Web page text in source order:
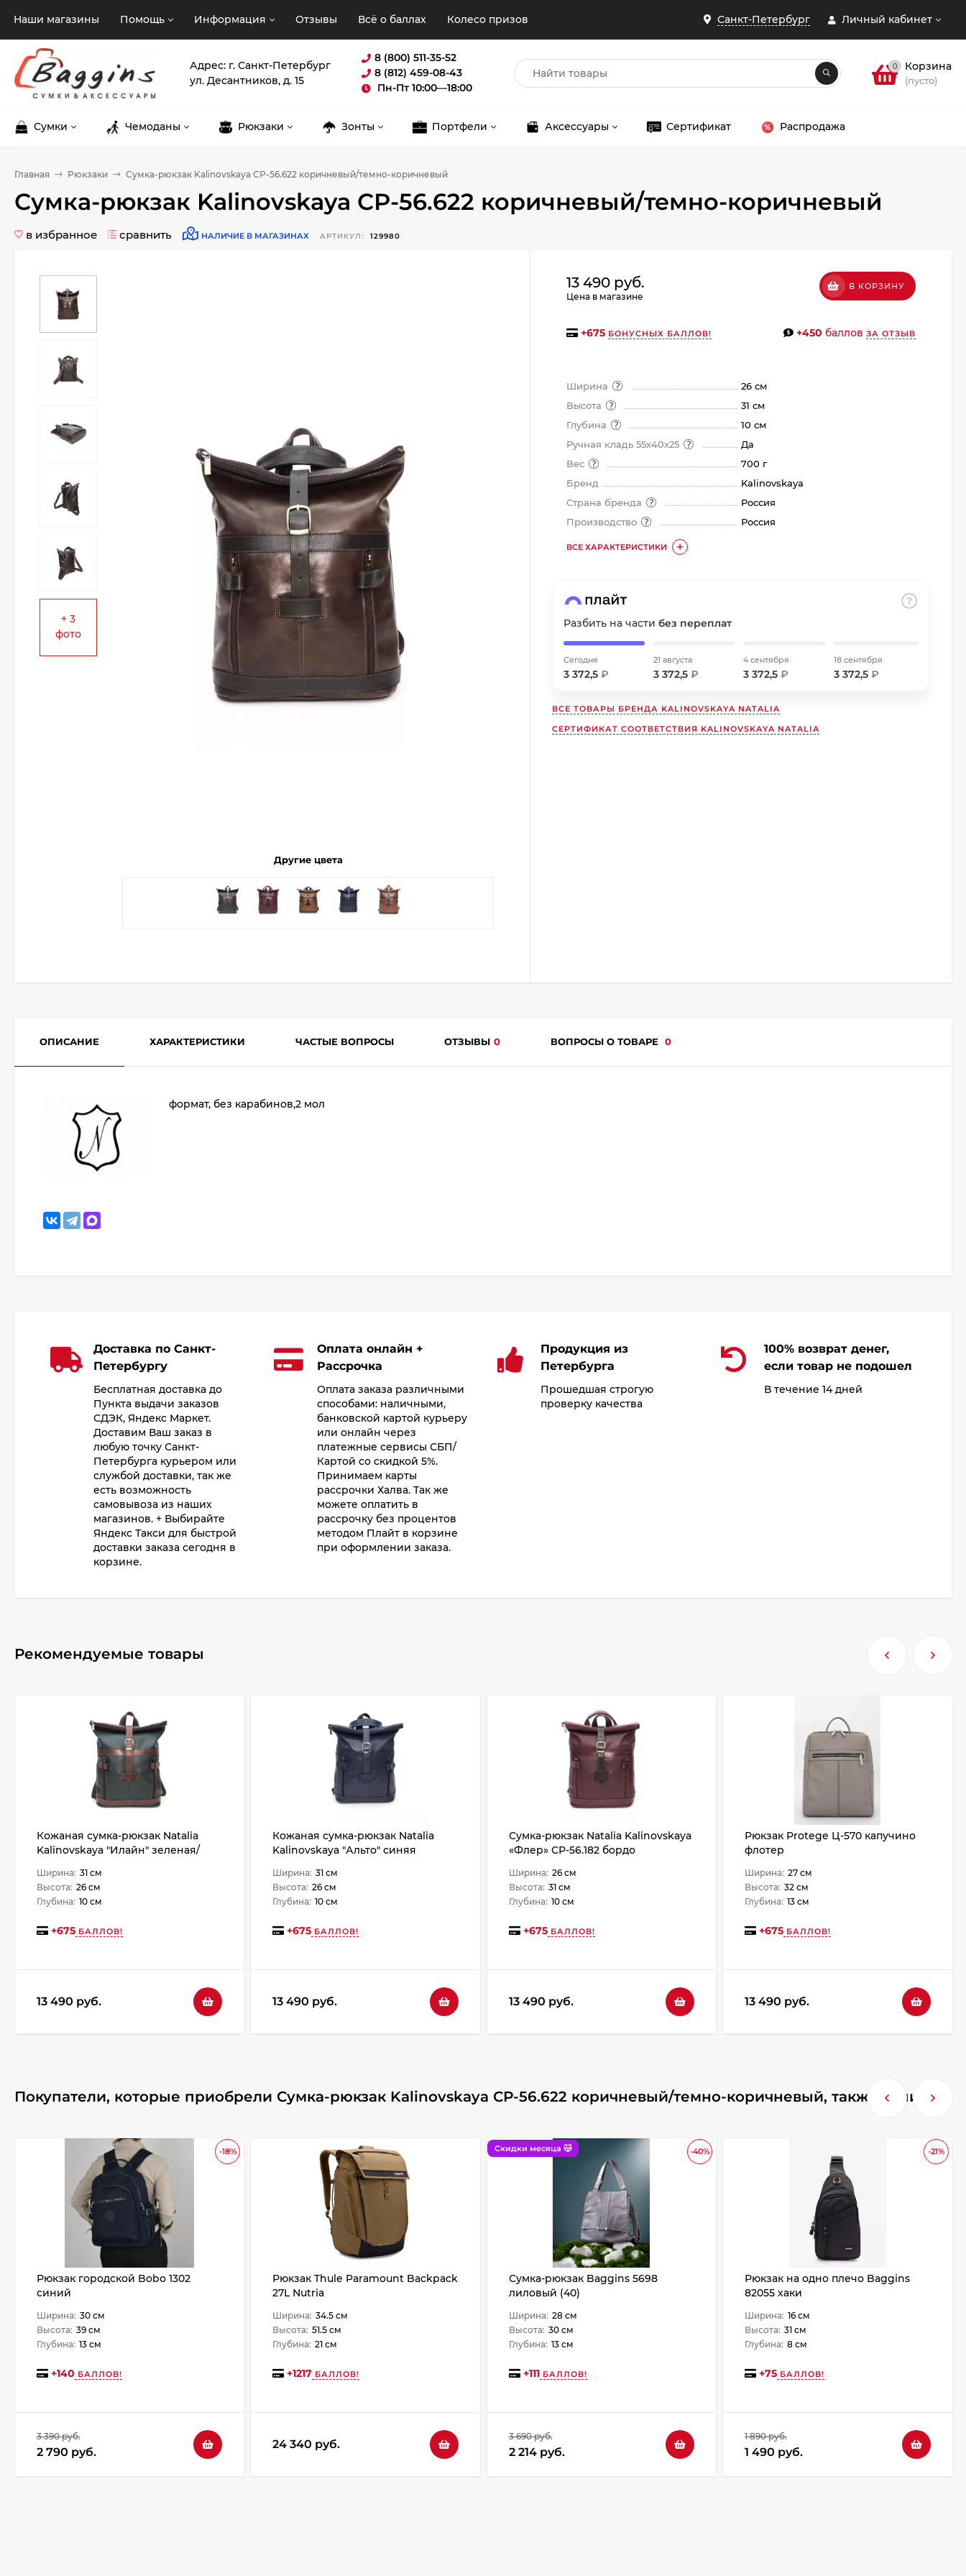
Санкт-Петербург Личный кабинет
Наши магазины Помощь Информация Отзывы Всё о баллах Колесо призов
Адрес: г. Санкт-Петербург
ул. Десантников, д. 15
8 (800) 511-35-52
8 (812) 459-08-43
Пн-Пт 10:00—18:00
0 Корзина
(пусто)
Сумки Чемоданы Рюкзаки Зонты Портфели Аксессуары Сертификат Распродажа
Главная Рюкзаки Сумка-рюкзак Kalinovskaya СР-56.622 коричневый/темно-коричневый
Сумка-рюкзак Kalinovskaya СР-56.622 коричневый/темно-коричневый
в избранное сравнить НАЛИЧИЕ В МАГАЗИНАХ АРТИКУЛ: 129980
+ 3
фото
Другие цвета
13 490 руб.
Цена в магазине
В КОРЗИНУ
+675 БОНУСНЫХ БАЛЛОВ! +450 баллов ЗА ОТЗЫВ
Ширина
26 см
Высота
31 см
Глубина
10 см
Ручная кладь 55х40х25
Да
Вес
700 г
Бренд
Kalinovskaya
Страна бренда
Россия
Производство
Россия
ВСЕ ХАРАКТЕРИСТИКИ
Разбить на частибез переплат
Сегодня
3 372,5₽
21 августа
3 372,5₽
4 сентября
3 372,5₽
18 сентября
3 372,5₽
ВСЕ ТОВАРЫ БРЕНДА KALINOVSKAYA NATALIA
СЕРТИФИКАТ СООТВЕТСТВИЯ KALINOVSKAYA NATALIA
ОПИСАНИЕ ХАРАКТЕРИСТИКИ ЧАСТЫЕ ВОПРОСЫ ОТЗЫВЫ 0 ВОПРОСЫ О ТОВАРЕ 0
формат, без карабинов,2 мол
25
Добавляйте товары
Оплачивайте сегодня только
25% картой любого банка
Получайте товар выбранный способом
каждые 2 недели
Доставка по Санкт-
Петербургу
Бесплатная доставка до
Пункта выдачи заказов
СДЭК, Яндекс Маркет.
Доставим Ваш заказ в
любую точку Санкт-
Петербурга курьером или
службой доставки, так же
есть возможность
самовывоза из наших
магазинов. + Выбирайте
Яндекс Такси для быстрой
доставки заказа сегодня в
корзине.
Оплата онлайн +
Рассрочка
Оплата заказа различными
способами: наличными,
банковской картой курьеру
или онлайн через
платежные сервисы СБП/
Картой со скидкой 5%.
Принимаем карты
рассрочки Халва. Так же
можете оплатить в
рассрочку без процентов
методом Плайт в корзине
при оформлении заказа.
Продукция из
Петербурга
Прошедшая строгую
проверку качества
100% возврат денег,
если товар не подошел
В течение 14 дней
Рекомендуемые товары
Кожаная сумка-рюкзак Natalia
Kalinovskaya "Илайн" зеленая/
Ширина: 31 см
Высота: 26 см
Глубина: 10 см
+675БАЛЛОВ!
13 490 руб.
Кожаная сумка-рюкзак Natalia
Kalinovskaya "Альто" синяя
Ширина: 31 см
Высота: 26 см
Глубина: 10 см
+675 БАЛЛОВ!
13 490 руб.
Сумка-рюкзак Natalia Kalinovskaya
«Флер» СР-56.182 бордо
Ширина: 26 см
Высота: 31 см
Глубина: 10 см
+675БАЛЛОВ!
13 490 руб.
Рюкзак Protege Ц-570 капучино
флотер
Ширина: 27 см
Высота: 32 см
Глубина: 13 см
+675 БАЛЛОВ!
13 490 руб.
Покупатели, которые приобрели Сумка-рюкзак Kalinovskaya СР-56.622 коричневый/темно-коричневый, также купили
-18%
Рюкзак городской Bobo 1302
синий
Ширина: 30 см
Высота: 39 см
Глубина: 13 см
+140 БАЛЛОВ!
3 390 руб.
2 790 руб.
Рюкзак Thule Paramount Backpack
27L Nutria
Ширина: 34.5 см
Высота: 51.5 см
Глубина: 21 см
+1217 БАЛЛОВ!
24 340 руб.
-40%
Скидки месяца 😽
Сумка-рюкзак Baggins 5698
лиловый (40)
Ширина: 28 см
Высота: 30 см
Глубина: 13 см
+111 БАЛЛОВ!
3 690 руб.
2 214 руб.
-21%
Рюкзак на одно плечо Baggins
82055 хаки
Ширина: 16 см
Высота: 31 см
Глубина: 8 см
+75 БАЛЛОВ!
1 890 руб.
1 490 руб.